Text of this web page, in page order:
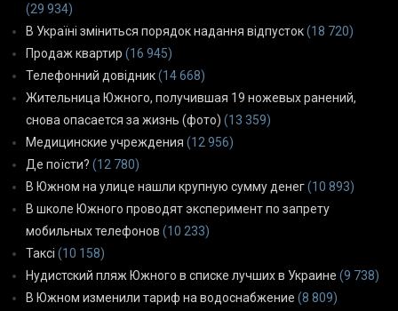
(29 934)
В Україні зміниться порядок надання відпусток(18 720)
Продаж квартир (16 945)
Телефонний довідник(14 668)
Жительница Южного, получившая 19 ножевых ранений,
снова опасается за жизнь (фото) (13 359)
Медицинские учреждения (12 956)
Де поїсти? (12 780)
В Южном на улице нашли крупную сумму денег(10 893)
В школе Южного проводят эксперимент по запрету
мобильных телефонов (10 233)
Таксі (10 158)
Нудистский пляж Южного в списке лучших в Украине (9 738)
В Южном изменили тариф на водоснабжение (8 809)